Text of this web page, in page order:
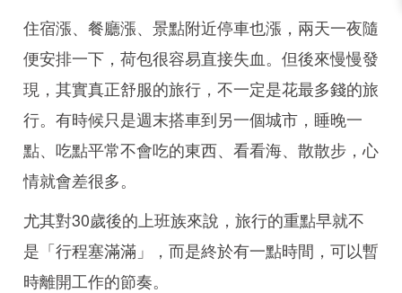
住宿漲、餐廳漲、景點附近停車也漲，兩天一夜隨
便安排一下，荷包很容易直接失血。但後來慢慢發
現，其實真正舒服的旅行，不一定是花最多錢的旅
行。有時候只是週末搭車到另一個城市，睡晚一
點、吃點平常不會吃的東西、看看海、散散步，心
情就會差很多。
尤其對30歲後的上班族來說，旅行的重點早就不
是「行程塞滿滿」，而是終於有一點時間，可以暫
時離開工作的節奏。